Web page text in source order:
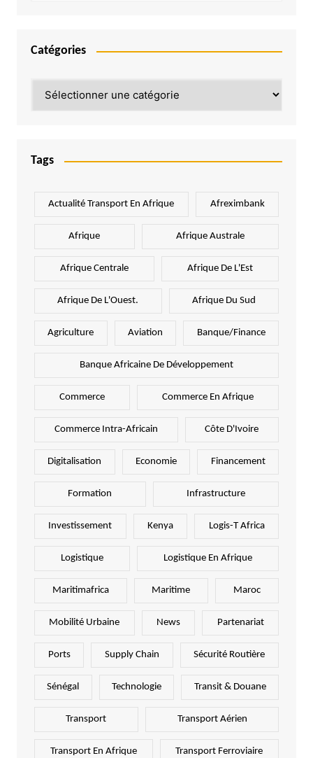
Catégories
Tags
Actualité Transport En Afrique Afreximbank
Afrique Afrique Australe
Afrique Centrale Afrique De L'Est
Afrique De L'Ouest. Afrique Du Sud
Agriculture Aviation Banque/Finance
Banque Africaine De Développement
Commerce Commerce En Afrique
Commerce Intra-Africain Côte D'Ivoire
Digitalisation Economie Financement
Formation Infrastructure
Investissement Kenya Logis-T Africa
Logistique Logistique En Afrique
Maritimafrica Maritime Maroc
Mobilité Urbaine News Partenariat
Ports Supply Chain Sécurité Routière
Sénégal Technologie Transit & Douane
Transport Transport Aérien
Transport En Afrique Transport Ferroviaire